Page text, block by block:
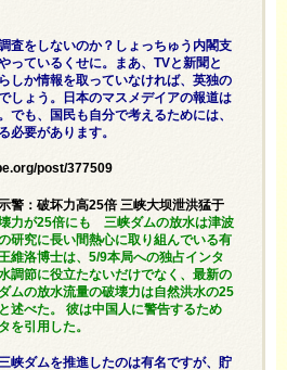
査をしないのか？しょっちゅう内閣支
っているくせに。まあ、TVと新聞と
しか情報を取っていなければ、英独の
しょう。日本のマスメデイアの報道は
でも、国民も自分で考えるためには、
必要があります。
post/377509
警：破坏力高25倍 三峡大坝泄洪猛于
力が25倍にも 三峡ダムの放水は津波
研究に長い間熱心に取り組んでいる有
維洛博士は、5/9本局への独占インタ
調節に役立たないだけでなく、最新の
ムの放水流量の破壊力は自然洪水の25
述べた。 彼は中国人に警告するため
を引用した。
峡ダムを推進したのは有名ですが、貯